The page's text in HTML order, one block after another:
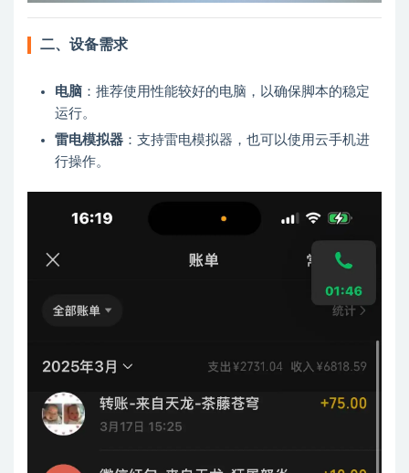
二、设备需求
电脑 ：推荐使用性能较好的电脑，以确保脚本的稳定
运行。
雷电模拟器 ：支持雷电模拟器，也可以使用云手机进
行操作。